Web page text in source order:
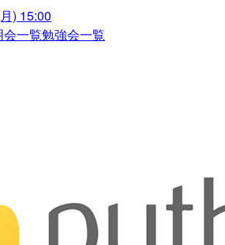
) 15:00
一覧勉強会一覧